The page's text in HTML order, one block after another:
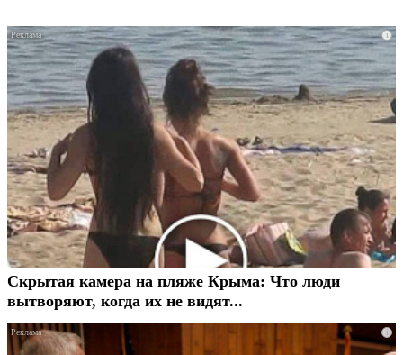
i
Скрытая камера на пляже Крыма: Что люди
вытворяют, когда их не видят...
i